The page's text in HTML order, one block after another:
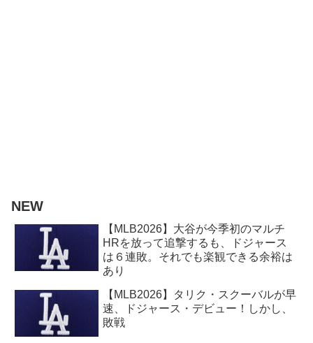
NEW
【MLB2026】大谷が今季初のマルチ
HRを放って追撃するも、ドジャース
は６連敗。それでも楽観できる余裕は
あり
【MLB2026】タリク・スクーバルが早
速、ドジャース・デビュー！しかし、
敗戦